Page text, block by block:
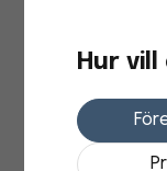
3 237,5 kr
Hur